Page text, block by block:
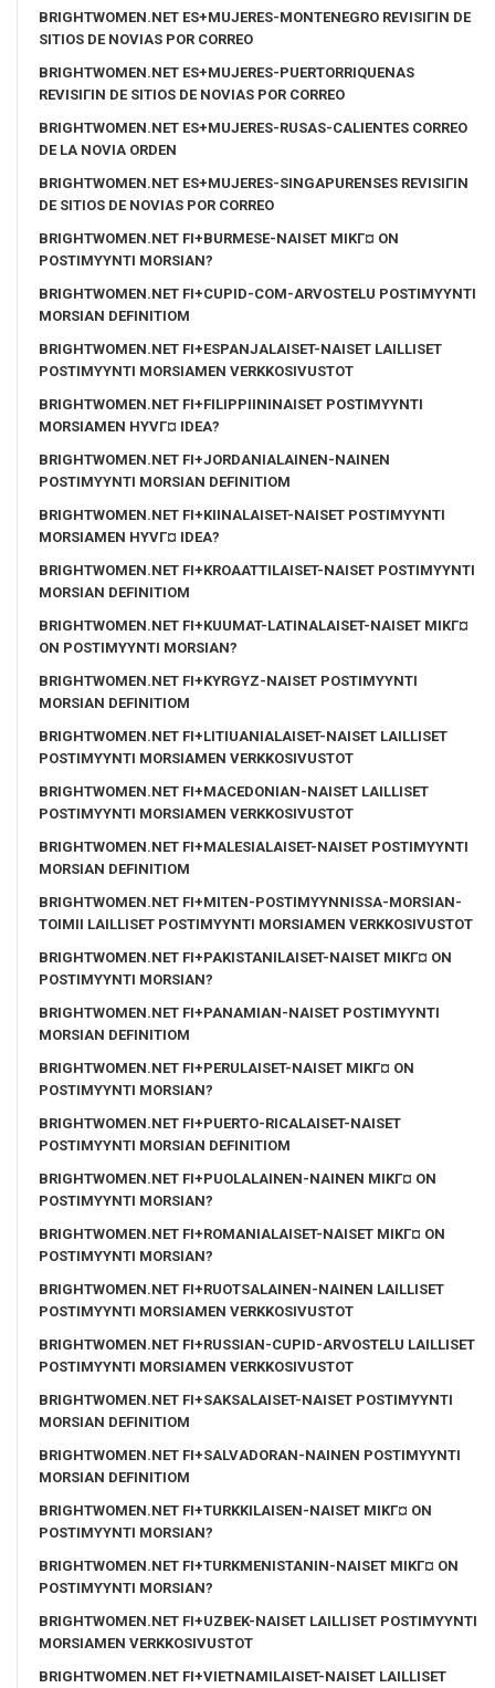
BRIGHTWOMEN.NET ES+MUJERES-MONTENEGRO REVISIГІN DE
SITIOS DE NOVIAS POR CORREO
BRIGHTWOMEN.NET ES+MUJERES-PUERTORRIQUENAS
REVISIГІN DE SITIOS DE NOVIAS POR CORREO
BRIGHTWOMEN.NET ES+MUJERES-RUSAS-CALIENTES CORREO
DE LA NOVIA ORDEN
BRIGHTWOMEN.NET ES+MUJERES-SINGAPURENSES REVISIГІN
DE SITIOS DE NOVIAS POR CORREO
BRIGHTWOMEN.NET FI+BURMESE-NAISET MIKГ¤ ON
POSTIMYYNTI MORSIAN?
BRIGHTWOMEN.NET FI+CUPID-COM-ARVOSTELU POSTIMYYNTI
MORSIAN DEFINITIOM
BRIGHTWOMEN.NET FI+ESPANJALAISET-NAISET LAILLISET
POSTIMYYNTI MORSIAMEN VERKKOSIVUSTOT
BRIGHTWOMEN.NET FI+FILIPPIININAISET POSTIMYYNTI
MORSIAMEN HYVГ¤ IDEA?
BRIGHTWOMEN.NET FI+JORDANIALAINEN-NAINEN
POSTIMYYNTI MORSIAN DEFINITIOM
BRIGHTWOMEN.NET FI+KIINALAISET-NAISET POSTIMYYNTI
MORSIAMEN HYVГ¤ IDEA?
BRIGHTWOMEN.NET FI+KROAATTILAISET-NAISET POSTIMYYNTI
MORSIAN DEFINITIOM
BRIGHTWOMEN.NET FI+KUUMAT-LATINALAISET-NAISET MIKГ¤
ON POSTIMYYNTI MORSIAN?
BRIGHTWOMEN.NET FI+KYRGYZ-NAISET POSTIMYYNTI
MORSIAN DEFINITIOM
BRIGHTWOMEN.NET FI+LITIUANIALAISET-NAISET LAILLISET
POSTIMYYNTI MORSIAMEN VERKKOSIVUSTOT
BRIGHTWOMEN.NET FI+MACEDONIAN-NAISET LAILLISET
POSTIMYYNTI MORSIAMEN VERKKOSIVUSTOT
BRIGHTWOMEN.NET FI+MALESIALAISET-NAISET POSTIMYYNTI
MORSIAN DEFINITIOM
BRIGHTWOMEN.NET FI+MITEN-POSTIMYYNNISSA-MORSIAN-
TOIMII LAILLISET POSTIMYYNTI MORSIAMEN VERKKOSIVUSTOT
BRIGHTWOMEN.NET FI+PAKISTANILAISET-NAISET MIKГ¤ ON
POSTIMYYNTI MORSIAN?
BRIGHTWOMEN.NET FI+PANAMIAN-NAISET POSTIMYYNTI
MORSIAN DEFINITIOM
BRIGHTWOMEN.NET FI+PERULAISET-NAISET MIKГ¤ ON
POSTIMYYNTI MORSIAN?
BRIGHTWOMEN.NET FI+PUERTO-RICALAISET-NAISET
POSTIMYYNTI MORSIAN DEFINITIOM
BRIGHTWOMEN.NET FI+PUOLALAINEN-NAINEN MIKГ¤ ON
POSTIMYYNTI MORSIAN?
BRIGHTWOMEN.NET FI+ROMANIALAISET-NAISET MIKГ¤ ON
POSTIMYYNTI MORSIAN?
BRIGHTWOMEN.NET FI+RUOTSALAINEN-NAINEN LAILLISET
POSTIMYYNTI MORSIAMEN VERKKOSIVUSTOT
BRIGHTWOMEN.NET FI+RUSSIAN-CUPID-ARVOSTELU LAILLISET
POSTIMYYNTI MORSIAMEN VERKKOSIVUSTOT
BRIGHTWOMEN.NET FI+SAKSALAISET-NAISET POSTIMYYNTI
MORSIAN DEFINITIOM
BRIGHTWOMEN.NET FI+SALVADORAN-NAINEN POSTIMYYNTI
MORSIAN DEFINITIOM
BRIGHTWOMEN.NET FI+TURKKILAISEN-NAISET MIKГ¤ ON
POSTIMYYNTI MORSIAN?
BRIGHTWOMEN.NET FI+TURKMENISTANIN-NAISET MIKГ¤ ON
POSTIMYYNTI MORSIAN?
BRIGHTWOMEN.NET FI+UZBEK-NAISET LAILLISET POSTIMYYNTI
MORSIAMEN VERKKOSIVUSTOT
BRIGHTWOMEN.NET FI+VIETNAMILAISET-NAISET LAILLISET